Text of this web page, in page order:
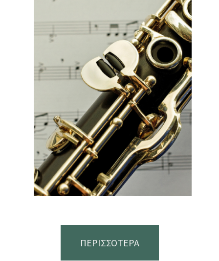
Η βλάχικη γλώσσα είναι μια αυτόνομη
νεολατινική γλώσσα, ήδη
διαμορφωμένη τον 6ο αιώνα μ.Χ. Ως
πρώτη γραπτή μαρτυρία της βλάχικης
θεωρείται...
ΠΕΡΙΣΣΟΤΕΡΑ